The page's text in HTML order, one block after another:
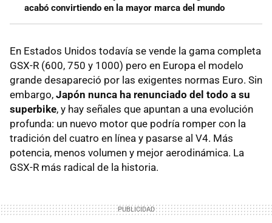
acabó convirtiendo en la mayor marca del mundo
En Estados Unidos todavía se vende la gama completa
GSX-R (600, 750 y 1000) pero en Europa el modelo
grande desapareció por las exigentes normas Euro. Sin
embargo, Japón nunca ha renunciado del todo a su
superbike, y hay señales que apuntan a una evolución
profunda: un nuevo motor que podría romper con la
tradición del cuatro en línea y pasarse al V4. Más
potencia, menos volumen y mejor aerodinámica. La
GSX-R más radical de la historia.